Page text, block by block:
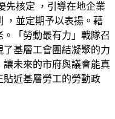
先核定 ，引導在地企業
，並定期予以表揚。藉
「勞動最有力」戰隊召
基層工會團結凝聚的力
未來的市府與議會能真
近基層勞工的勞動政